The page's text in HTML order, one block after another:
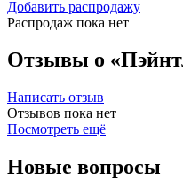
Добавить распродажу
Распродаж пока нет
Отзывы о
Написать отзыв
Отзывов пока нет
Посмотреть ещё
Новые вопросы